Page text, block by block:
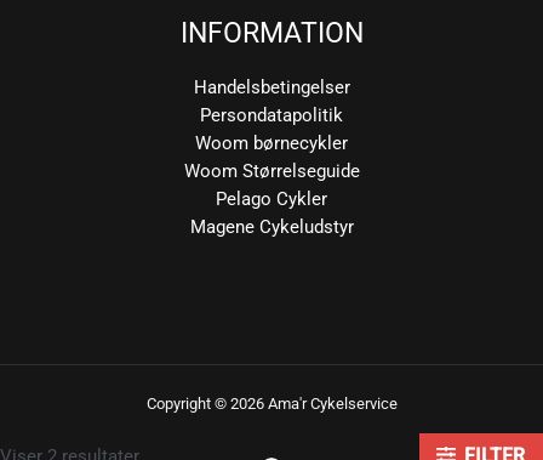
INFORMATION
Handelsbetingelser
Persondatapolitik
Woom børnecykler
Woom Størrelseguide
Pelago Cykler
Magene Cykeludstyr
Copyright © 2026 Ama'r Cykelservice